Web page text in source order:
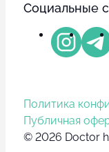
Социальные
Политика
Публичная
© 2026 Doctor